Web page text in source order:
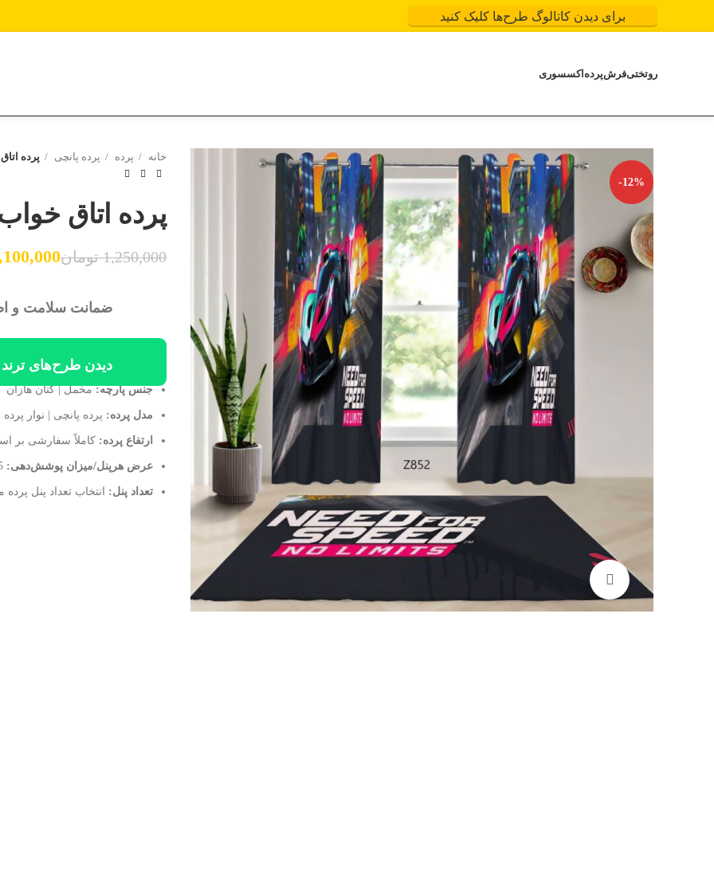
برای دیدن کاتالوگ طرح‌ها کلیک کنید
روتختیفرشپرده اکسسوری
-12%
خانه پرده پرده پانچی پرده
تومان
تومان
پرده اتاق
1,250,000 تومان
ضمانت سلامت و
دیدن طرح‌های ترند
جنس پارچه:مخمل | کتان هازان
مدل پرده: پرده پانچی | نوار پرده
ارتفاع پرده: کاملاً سفارشی بر
عرض هرپنل/میزان پوشش‌دهی:
تعداد پنل: انتخاب تعداد پنل